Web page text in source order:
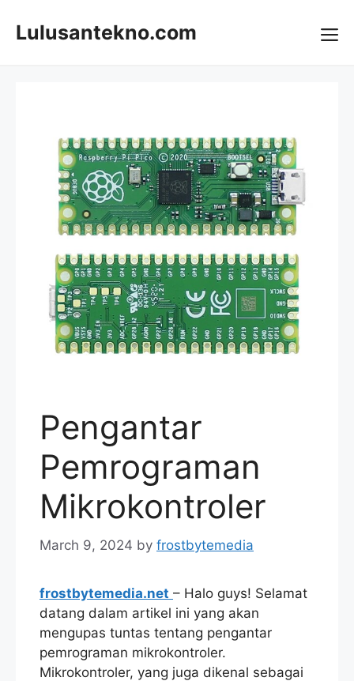
Lulusantekno.com
Pengantar
Pemrograman
Mikrokontroler
March 9, 2024 by frostbytemedia
frostbytemedia.net – Halo guys! Selamat
datang dalam artikel ini yang akan
mengupas tuntas tentang pengantar
pemrograman mikrokontroler.
Mikrokontroler, yang juga dikenal sebagai